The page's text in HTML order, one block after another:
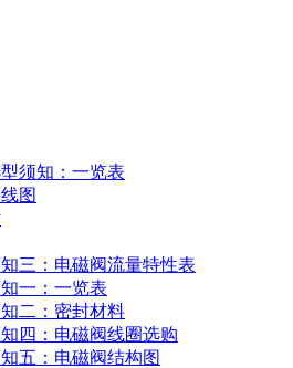
须知：一览表
图
三：电磁阀流量特性表
一：一览表
二：密封材料
四：电磁阀线圈选购
五：电磁阀结构图